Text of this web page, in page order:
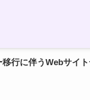
移行に伴うWebサイ